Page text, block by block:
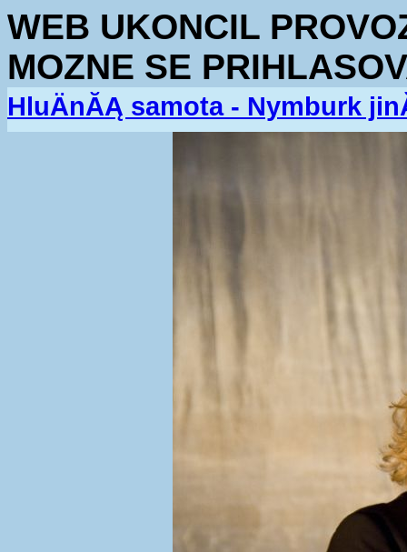
WEB UKONCIL
MOZNE SE
HluÄnĂĄ samota - Nymburk